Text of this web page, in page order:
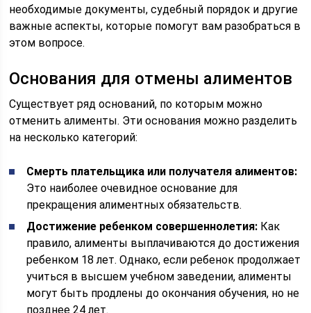
необходимые документы, судебный порядок и другие
важные аспекты, которые помогут вам разобраться в
этом вопросе.
Основания для отмены алиментов
Существует ряд оснований, по которым можно
отменить алименты. Эти основания можно разделить
на несколько категорий:
Смерть плательщика или получателя алиментов:
Это наиболее очевидное основание для
прекращения алиментных обязательств.
Достижение ребенком совершеннолетия: Как
правило, алименты выплачиваются до достижения
ребенком 18 лет. Однако, если ребенок продолжает
учиться в высшем учебном заведении, алименты
могут быть продлены до окончания обучения, но не
позднее 24 лет.